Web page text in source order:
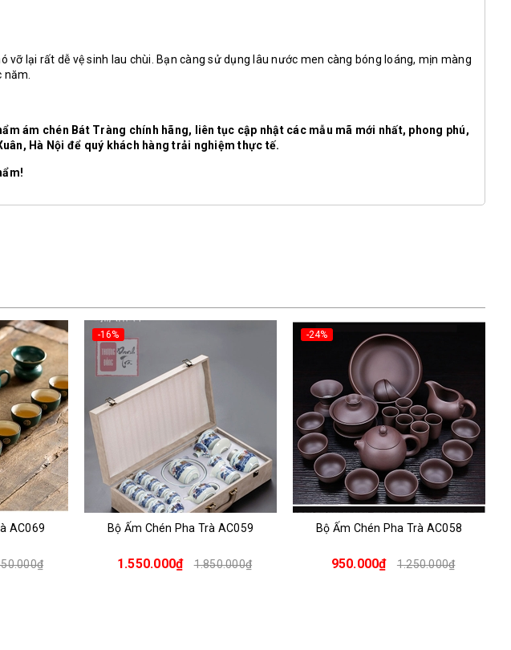
lại rất dễ vệ sinh lau chùi. Bạn càng sử dụng lâu nước men càng bóng loáng, mịn màng
ám chén Bát Tràng chính hãng, liên tục cập nhật các mẫu mã mới nhất, phong phú,
Hà Nội để quý khách hàng trải nghiệm thực tế.
AC059
-24%
Bộ Ấm Chén Pha Trà AC058
950.000₫ 1.250.000₫
-11%
Bộ Ấm Chén Hỏa Biến Bát Tràng
850.000₫ 950.000₫